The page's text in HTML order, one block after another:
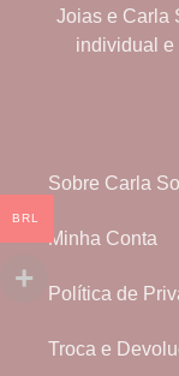
Joias e Carla
individual e
Sobre Carla
Minha Conta
Política de
Troca e
BRL